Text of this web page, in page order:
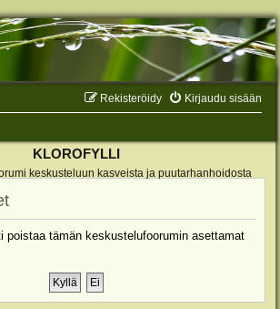
Kirjaudu sisään
Rekisteröidy
KLOROFYLLI
keskusteluun kasveista ja puutarhanhoidosta
poistaa tämän keskustelufoorumin asettamat